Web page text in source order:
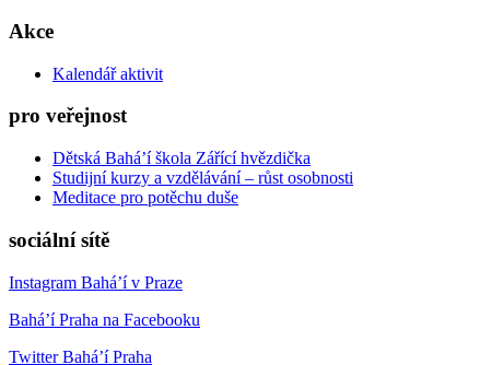
Akce
Kalendář aktivit
pro veřejnost
Dětská Bahá’í škola Zářící hvězdička
Studijní kurzy a vzdělávání – růst osobnosti
Meditace pro potěchu duše
sociální sítě
Instagram Bahá’í v Praze
Bahá’í Praha na Facebooku
Twitter Bahá’í Praha